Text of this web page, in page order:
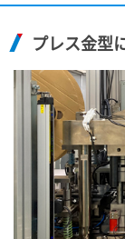
プレス金型